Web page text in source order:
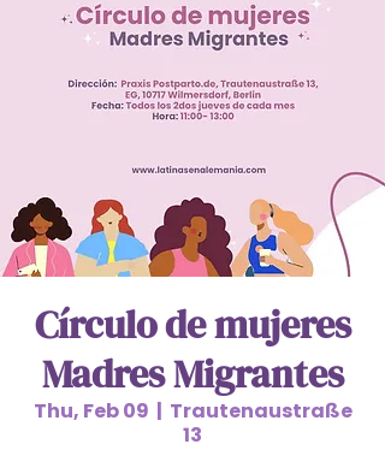
Círculo de mujeres
Madres Migrantes
Thu, Feb 09
  |
Trautenaustraße
13